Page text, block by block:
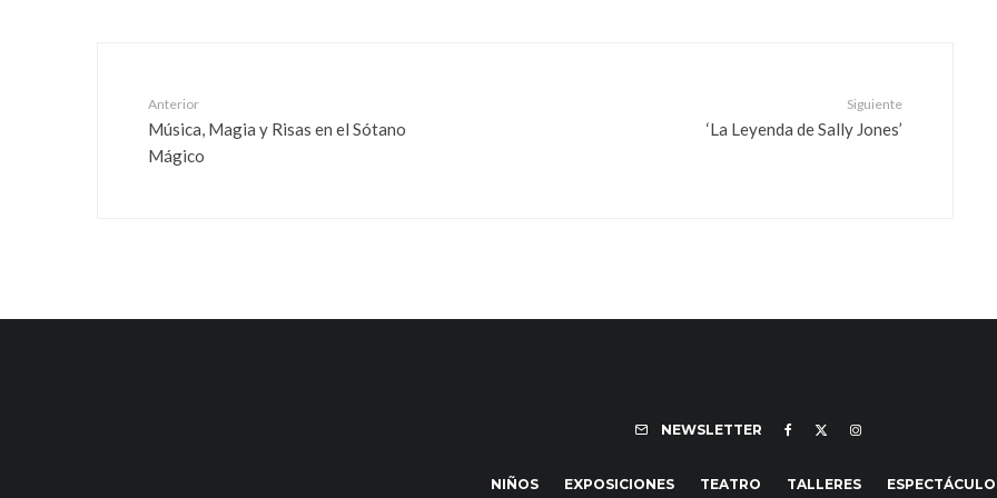
Anterior
Música, Magia y Risas en el Sótano
Mágico
Siguiente
‘La Leyenda de Sally Jones’
NEWSLETTER
NIÑOS EXPOSICIONES TEATRO TALLERES